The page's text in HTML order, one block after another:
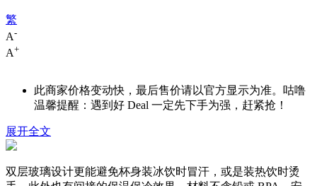
繁
A-
A+
此商家价格变动快，最后售价请以官方显示为准。咕噜
温馨提醒：遇到好 Deal 一定先下手为强，赶紧抢！
展开全文
双层玻璃设计更能避免杯身装冰饮时冒汗，或是装热饮时烫